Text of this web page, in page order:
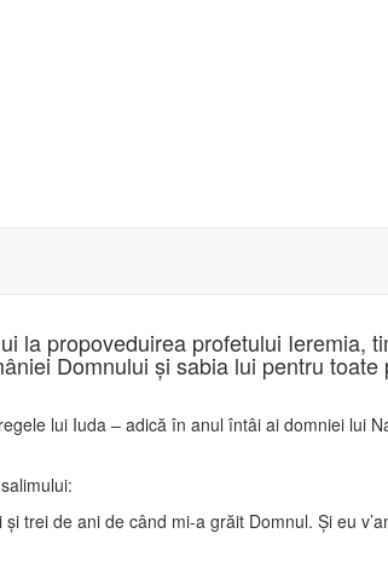
la propoveduirea profetului Ieremia,
Domnului şi sabia lui pentru toate
lui Iuda – adică în anul întâi ai domniei lui
trei de ani de când mi-a grăit Domnul. Şi eu